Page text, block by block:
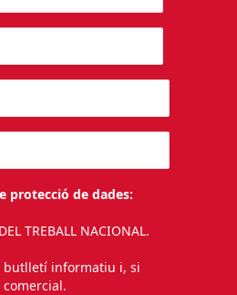
protecció de dades:
TREBALL NACIONAL.
butlletí informatiu i, si